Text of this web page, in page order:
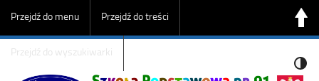
Przejdź do menu Przejdź do treści
Przejdź do wyszukiwarki